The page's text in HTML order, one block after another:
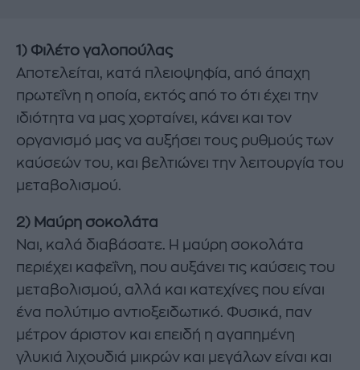
1) Φιλέτο γαλοπούλας
Αποτελείται, κατά πλειοψηφία, από άπαχη
πρωτεΐνη η οποία, εκτός από το ότι έχει την
ιδιότητα να μας χορταίνει, κάνει και τον
οργανισμό μας να αυξήσει τους ρυθμούς των
καύσεών του, και βελτιώνει την λειτουργία του
μεταβολισμού.
2) Μαύρη σοκολάτα
Ναι, καλά διαβάσατε. Η μαύρη σοκολάτα
περιέχει καφεΐνη, που αυξάνει τις καύσεις του
μεταβολισμού, αλλά και κατεχίνες που είναι
ένα πολύτιμο αντιοξειδωτικό. Φυσικά, παν
μέτρον άριστον και επειδή η αγαπημένη
γλυκιά λιχουδιά μικρών και μεγάλων είναι και